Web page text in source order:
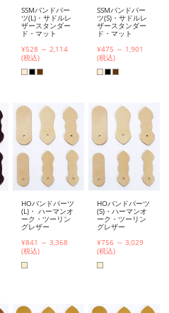
SSMバンドパー
ツ(L)・サドルレ
ザースタンダー
ド・マット
¥528 ～ 2,114
(税込)
SSMバンドパー
ツ(S)・サドルレ
ザースタンダー
ド・マット
¥475 ～ 1,901
(税込)
HOバンドパーツ
(L)・ ハーマンオ
ーク・ツーリン
グレザー
¥841 ～ 3,368
(税込)
HOバンドパーツ
(S)・ハーマンオ
ーク・ツーリン
グレザー
¥756 ～ 3,029
(税込)